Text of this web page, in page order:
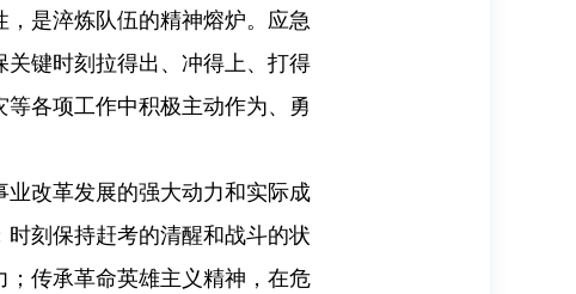
是淬炼队伍的精神熔炉。应急
键时刻拉得出、冲得上、打得
各项工作中积极主动作为、勇
改革发展的强大动力和实际成
刻保持赶考的清醒和战斗的状
传承革命英雄主义精神，在危